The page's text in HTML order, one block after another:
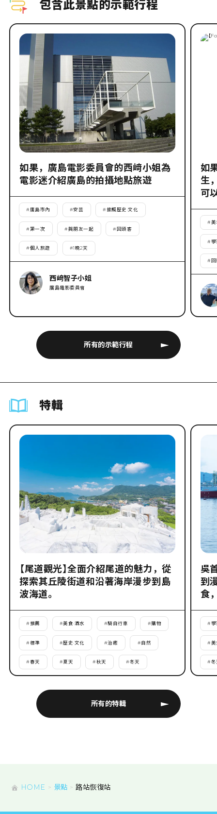
包含此景點的示範行程
所有的示範行程
如果，廣島電影委員會的西﨑小姐為
電影迷介紹廣島的拍攝地點旅遊
#廣島市內 #安芸 #接觸歷史·文化
#第一次 #與朋友一起 # 回頭客
#個人旅遊 #1晚2天
西﨑智子小姐
廣島電影委員會
如
生
可
#美
# 學
#
特輯
所有的特輯
【尾道觀光】全面介紹尾道的魅力，從
探索其丘陵街道和沿著海岸漫步到島
波海道。
#推薦 #美食·酒水 #騎自行車 #購物
#標準 #歷史·文化 #治癒 #自然
#春天 #夏天 #秋天 #冬天
吳
到
食
# 學
#美
#冬
HOME 景點 路站恢復站